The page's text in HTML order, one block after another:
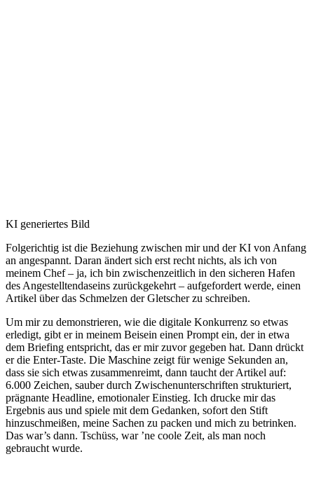
KI generiertes Bild
Folgerichtig ist die Beziehung zwischen mir und der KI von Anfang
an angespannt. Daran ändert sich erst recht nichts, als ich von
meinem Chef – ja, ich bin zwischenzeitlich in den sicheren Hafen
des Angestelltendaseins zurückgekehrt – aufgefordert werde, einen
Artikel über das Schmelzen der Gletscher zu schreiben.
Um mir zu demonstrieren, wie die digitale Konkurrenz so etwas
erledigt, gibt er in meinem Beisein einen Prompt ein, der in etwa
dem Briefing entspricht, das er mir zuvor gegeben hat. Dann drückt
er die Enter-Taste. Die Maschine zeigt für wenige Sekunden an,
dass sie sich etwas zusammenreimt, dann taucht der Artikel auf:
6.000 Zeichen, sauber durch Zwischenunterschriften strukturiert,
prägnante Headline, emotionaler Einstieg. Ich drucke mir das
Ergebnis aus und spiele mit dem Gedanken, sofort den Stift
hinzuschmeißen, meine Sachen zu packen und mich zu betrinken.
Das war’s dann. Tschüss, war ’ne coole Zeit, als man noch
gebraucht wurde.